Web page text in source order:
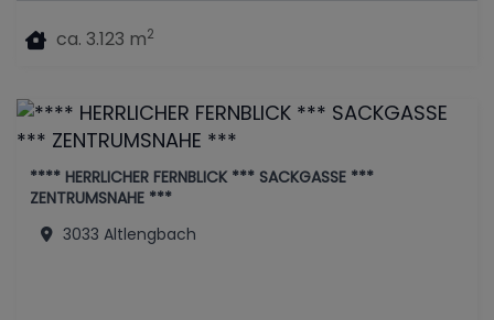
ca. 3.123 m2
**** HERRLICHER FERNBLICK *** SACKGASSE ***
ZENTRUMSNAHE ***
3033 Altlengbach